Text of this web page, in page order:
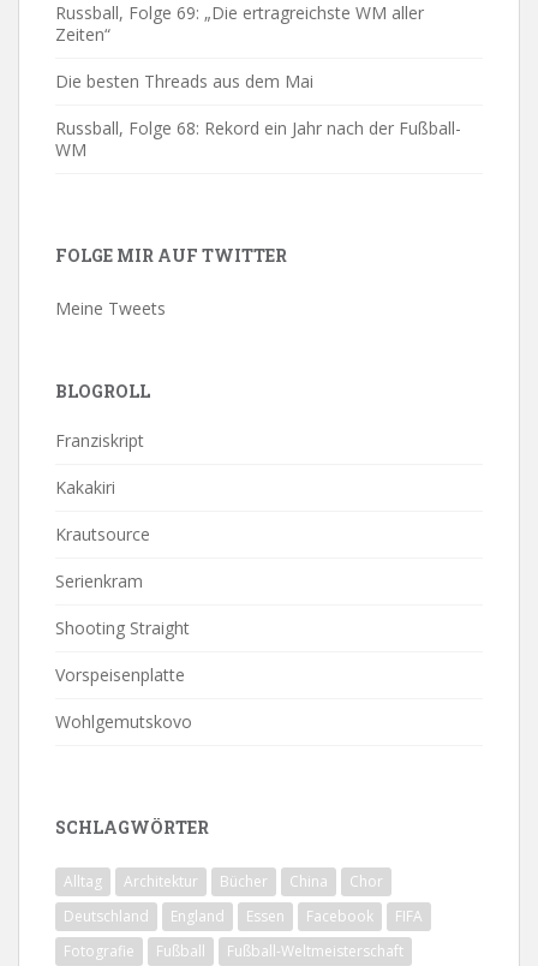
Russball, Folge 69: „Die ertragreichste WM aller
Zeiten“
Die besten Threads aus dem Mai
Russball, Folge 68: Rekord ein Jahr nach der Fußball-
WM
FOLGE MIR AUF TWITTER
Meine Tweets
BLOGROLL
Franziskript
Kakakiri
Krautsource
Serienkram
Shooting Straight
Vorspeisenplatte
Wohlgemutskovo
SCHLAGWÖRTER
Alltag Architektur Bücher China
Chor
Deutschland
England Essen Facebook
FIFA
Fotografie
Fußball
Fußball-Weltmeisterschaft